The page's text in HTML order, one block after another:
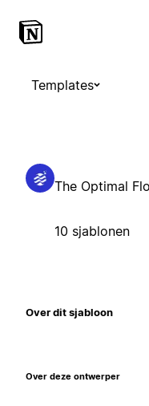
Templates
The Optimal
10 sjablonen
Over dit sjabloon
Over deze ontwerper